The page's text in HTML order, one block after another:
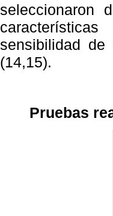
seleccionaron
sensibilidad
(14,15).
Pruebas